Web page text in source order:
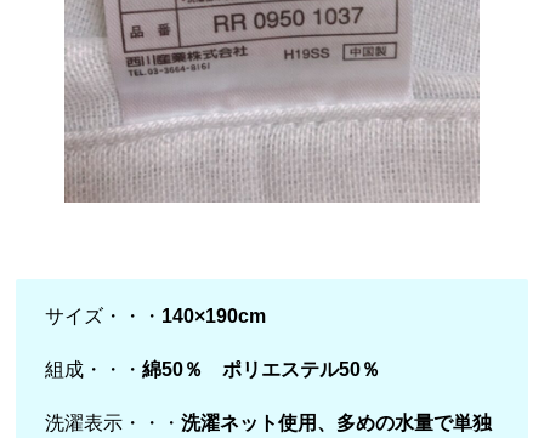
サイズ・・・ 140×190cm
組成・・・ 綿50％ ポリエステル50％
洗濯表示・・・ 洗濯ネット使用、多めの水量で単独